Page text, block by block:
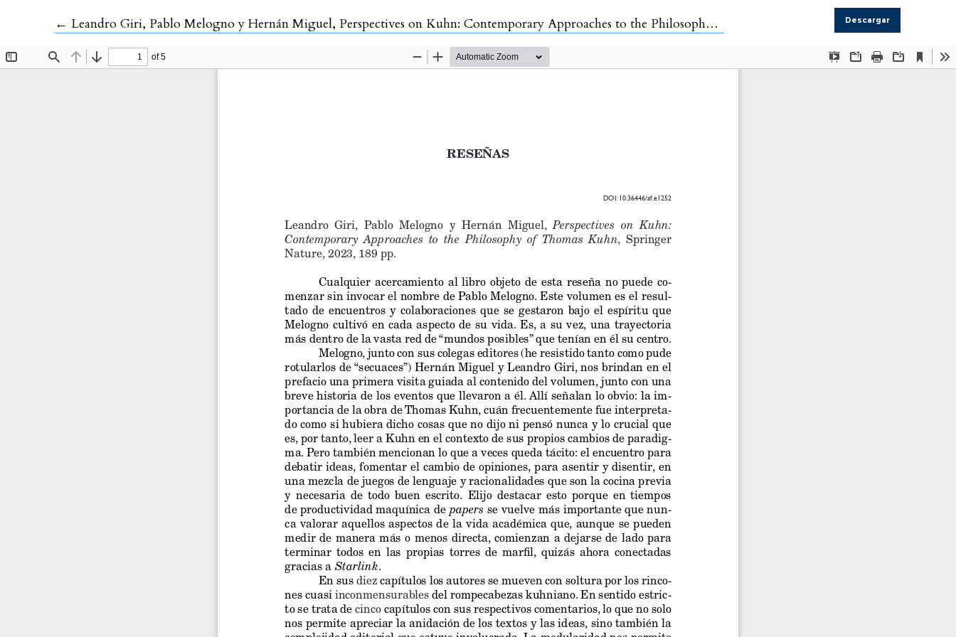
←Volver a los detalles del artículo
Leandro Giri, Pablo Melogno y Hernán Miguel, Perspectives on Kuhn: Contemporary Approaches to the Philosophy of Thomas Kuhn, Springer Nature, 2023, 189 pp. Descargar